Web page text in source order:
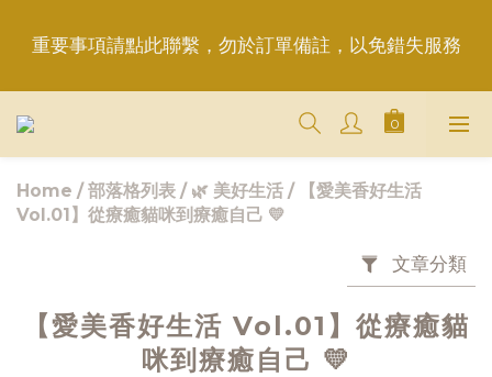
重要事項請點此聯繫，勿於訂單備註，以免錯失服務
重要事項請點此聯繫，勿於訂單備註，以免錯失服務
平日6:50前完成訂購，現貨品當日發貨｜訂單「已確
＋LINE好友折價100元✅歡迎LINE：＠aimershine
上班時間內專人回覆(WhatsAPP已停用，請LINE,
重要事項請點此聯繫，勿於訂單備註，以免錯失服務
Home /部落格列表 / 🌿 美好生活 /
【愛美香好生活
Vol.01】從療癒貓咪到療癒自己 💛
文章分類
【愛美香好生活 Vol.01】從療癒貓
咪到療癒自己 💛